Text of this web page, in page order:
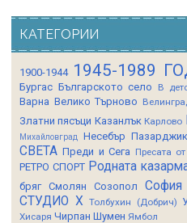
КАТЕГОРИИ
1900-1944 1945-1989
Бургас Българското село В
Варна Велико Търново
Златни пясъци Казанлък Карлово
Михайловград Несебър Пазарджик
СВЕТА Преди и Сега Пресата
РЕТРО СПОРТ Родната
бряг Смолян Созопол София
СТУДИО Х Толбухин (Добрич)
Хисаря Чирпан Шумен Ямбол